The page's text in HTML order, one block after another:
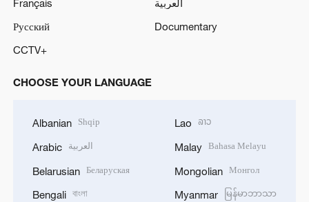
Français
العربية
Русский
Documentary
CCTV+
CHOOSE YOUR LANGUAGE
Albanian Shqip
Arabic العربية
Belarusian Беларуская
Bengali বাংলা
Lao ລາວ
Malay Bahasa Melayu
Mongolian Монгол
Myanmar မြန်မာဘာသာ